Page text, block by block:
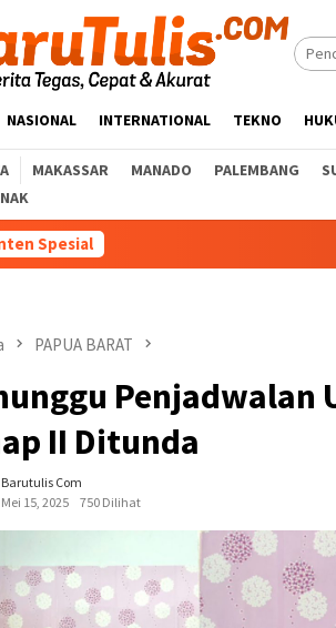
NASIONAL INTERNATIONAL TEKNO
MAKASSAR MANADO PALEMBANG
Spesial
PAPUA BARAT
Penjadwalan
II Ditunda
Barutulis Com
Mei 15, 2025
750 Dilihat